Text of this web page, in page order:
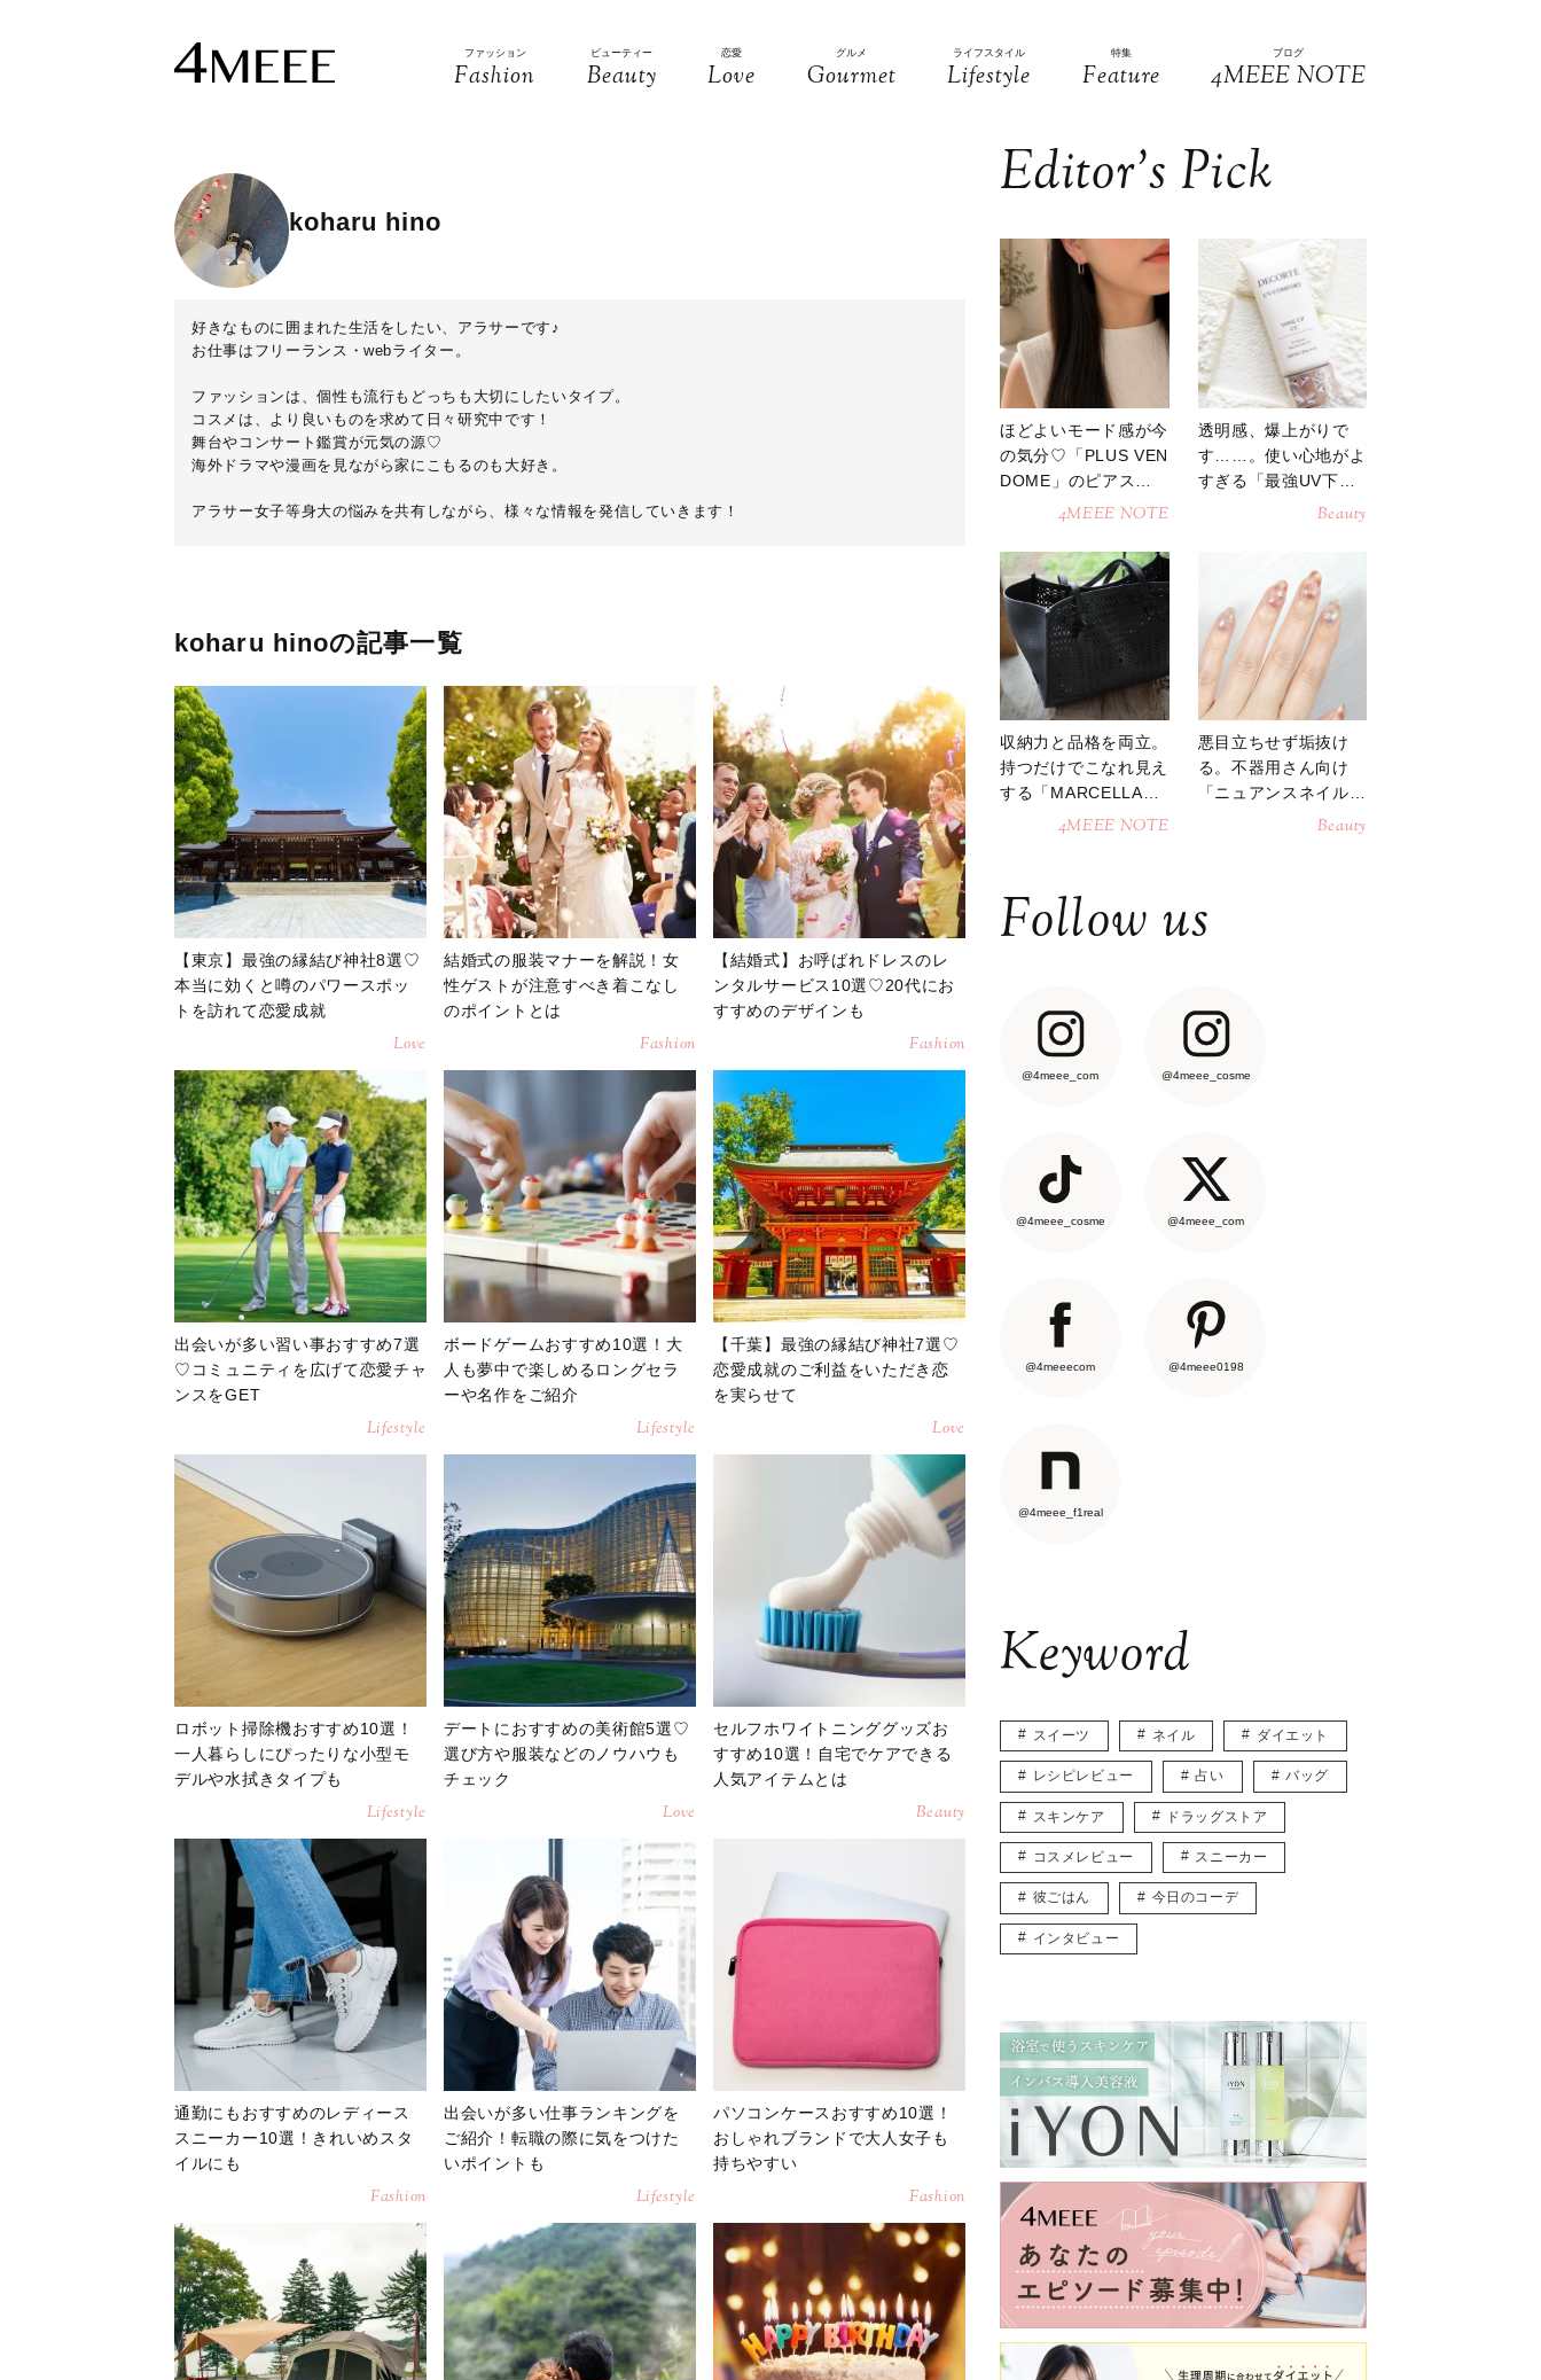
ファッション
Fashion
ビューティー
Beauty
恋愛
Love
グルメ
Gourmet
ライフスタイル
Lifestyle
特集
Feature
ブログ
4MEEE NOTE
koharu hino
好きなものに囲まれた生活をしたい、アラサーです♪
お仕事はフリーランス・webライター。
ファッションは、個性も流行もどっちも大切にしたいタイプ。
コスメは、より良いものを求めて日々研究中です！
舞台やコンサート鑑賞が元気の源♡
海外ドラマや漫画を見ながら家にこもるのも大好き。
アラサー女子等身大の悩みを共有しながら、様々な情報を発信していきます！
koharu hinoの記事一覧
【東京】最強の縁結び神社8選♡
本当に効くと噂のパワースポッ
トを訪れて恋愛成就
Love
結婚式の服装マナーを解説！女
性ゲストが注意すべき着こなし
のポイントとは
Fashion
【結婚式】お呼ばれドレスのレ
ンタルサービス10選♡20代にお
すすめのデザインも
Fashion
出会いが多い習い事おすすめ7選
♡コミュニティを広げて恋愛チャ
ンスをGET
Lifestyle
ボードゲームおすすめ10選！大
人も夢中で楽しめるロングセラ
ーや名作をご紹介
Lifestyle
【千葉】最強の縁結び神社7選♡
恋愛成就のご利益をいただき恋
を実らせて
Love
ロボット掃除機おすすめ10選！
一人暮らしにぴったりな小型モ
デルや水拭きタイプも
Lifestyle
デートにおすすめの美術館5選♡
選び方や服装などのノウハウも
チェック
Love
セルフホワイトニンググッズお
すすめ10選！自宅でケアできる
人気アイテムとは
Beauty
通勤にもおすすめのレディース
スニーカー10選！きれいめスタ
イルにも
Fashion
出会いが多い仕事ランキングを
ご紹介！転職の際に気をつけた
いポイントも
Lifestyle
パソコンケースおすすめ10選！
おしゃれブランドで大人女子も
持ちやすい
Fashion
Editor’s Pick
ほどよいモード感が今
の気分♡「PLUS VEN
DOME」のピアスが
4MEEE NOTE
透明感、爆上がりで
す……。使い心地がよ
すぎる「最強UV下
Beauty
収納力と品格を両立。
持つだけでこなれ見え
する「MARCELLAト
ートバッグ」4MEEE NOTE
悪目立ちせず垢抜け
る。不器用さん向け
「ニュアンスネイル」
Beauty
Follow us
@4meee_com @4meee_cosme
@4meee_cosme @4meee_com
@4meeecom @4meee0198
@4meee_f1real
Keyword
スイーツ ネイル ダイエット
レシピレビュー 占い バッグ
スキンケア ドラッグストア
コスメレビュー スニーカー
彼ごはん 今日のコーデ
インタビュー